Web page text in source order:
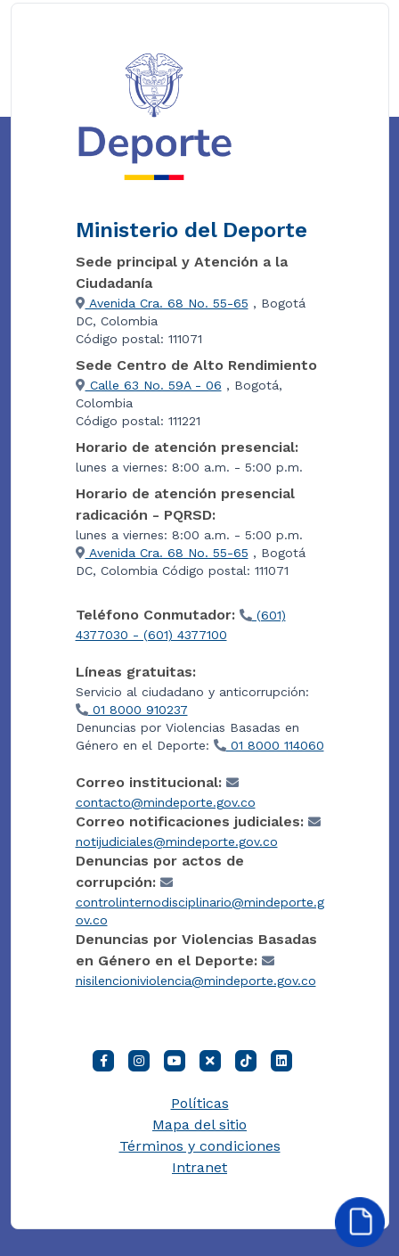
Ministerio del Deporte
Sede principal y Atención a la
Ciudadanía
Avenida Cra. 68 No. 55-65 , Bogotá
DC, Colombia
Código postal: 111071
Sede Centro de Alto Rendimiento
Calle 63 No. 59A - 06 , Bogotá,
Colombia
Código postal: 111221
Horario de atención presencial:
lunes a viernes: 8:00 a.m. - 5:00 p.m.
Horario de atención presencial
radicación - PQRSD:
lunes a viernes: 8:00 a.m. - 5:00 p.m.
Avenida Cra. 68 No. 55-65 , Bogotá
DC, Colombia Código postal: 111071
Teléfono Conmutador:
(601)
4377030 - (601) 4377100
Líneas gratuitas:
Servicio al ciudadano y anticorrupción:
01 8000 910237
Denuncias por Violencias Basadas en
Género en el Deporte:
01 8000 114060
Correo institucional:
contacto@mindeporte.gov.co
Correo notificaciones judiciales:
notijudiciales@mindeporte.gov.co
Denuncias por actos de
corrupción:
controlinternodisciplinario@mindeporte.g
ov.co
Denuncias por Violencias Basadas
en Género en el Deporte:
nisilencioniviolencia@mindeporte.gov.co
Políticas
Mapa del sitio
Términos y condiciones
Intranet